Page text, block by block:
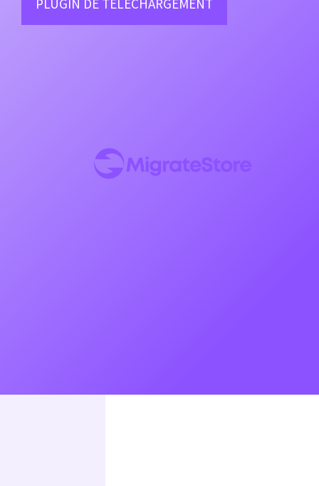
PLUGIN DE TÉLÉCHARGEMENT